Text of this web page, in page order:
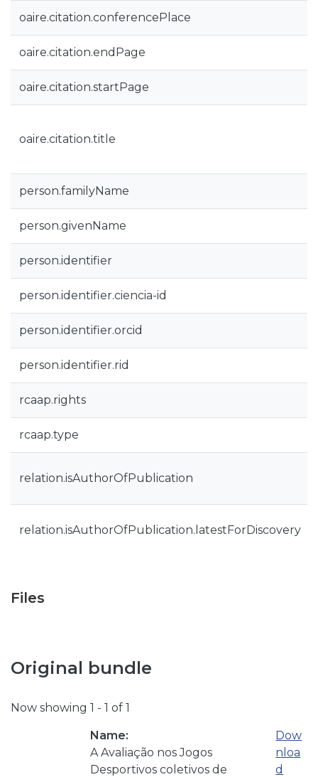
oaire.citation.conferencePlace
oaire.citation.endPage
oaire.citation.startPage
oaire.citation.title
person.familyName
person.givenName
person.identifier
person.identifier.ciencia-id
person.identifier.orcid
person.identifier.rid
rcaap.rights
rcaap.type
relation.isAuthorOfPublication
relation.isAuthorOfPublication.latestForDiscovery
Files
Original bundle
Now showing 1 - 1 of 1
Name:
A Avaliação nos Jogos
Desportivos coletivos de
Dow
nloa
d